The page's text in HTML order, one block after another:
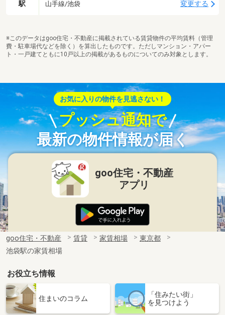
駅 山手線/池袋 変更する
※このデータはgoo住宅・不動産に掲載されている賃貸物件の平均賃料（管理
費・駐車場代などを除く）を算出したものです。ただしマンション・アパー
ト・一戸建てともに10戸以上の掲載があるものについてのみ対象とします。
お気に入りの物件を見逃さない！
プッシュ通知で
最新の物件情報が届く
goo住宅・不動産
アプリ
goo住宅・不動産 賃貸 家賃相場
東京都
池袋駅の家賃相場
お役立ち情報
住まいのコラム
「住みたい街」
を見つけよう